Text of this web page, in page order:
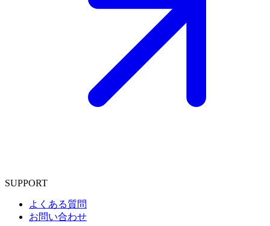
SUPPORT
よくある質問
お問い合わせ